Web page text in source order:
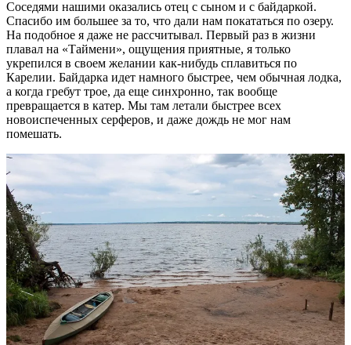
Соседями нашими оказались отец с сыном и с байдаркой.
Спасибо им большее за то, что дали нам покататься по озеру.
На подобное я даже не рассчитывал. Первый раз в жизни
плавал на «Таймени», ощущения приятные, я только
укрепился в своем желании как-нибудь сплавиться по
Карелии. Байдарка идет намного быстрее, чем обычная лодка,
а когда гребут трое, да еще синхронно, так вообще
превращается в катер. Мы там летали быстрее всех
новоиспеченных серферов, и даже дождь не мог нам
помешать.